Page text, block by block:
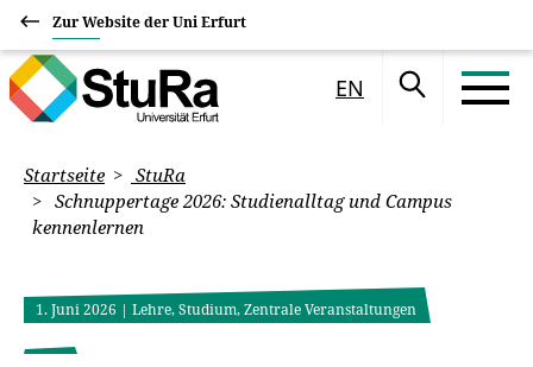
Zur Website der Uni Erfurt
EN
Startseite
StuRa
Schnuppertage 2026: Studienalltag und Campus
kennenlernen
1. Juni 2026 | Lehre, Studium, Zentrale Veranstaltungen